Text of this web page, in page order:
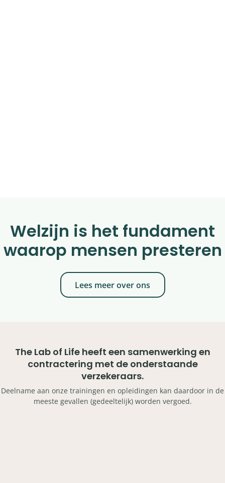
Welzijn is het fundament
waarop mensen presteren
Lees meer over ons
The Lab of Life heeft een samenwerking en
contractering met de onderstaande
verzekeraars.
Deelname aan onze trainingen en opleidingen kan daardoor in de
meeste gevallen (gedeeltelijk) worden vergoed.